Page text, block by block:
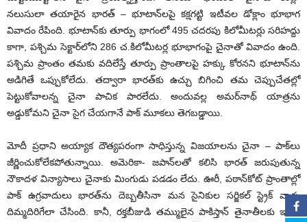
నలుసులా తయారైన భారత్ – భూటాన్‌లపై కక్షగట్టి ఇటీవల డోక్లాం భూభాగ
వివాదం రేపింది. భూటాన్‌కు తూర్పు భాగంలో 495 చదరపు కిలోమీటర్లు సరిహద్దు
కాగా, పశ్చిమ సెక్టార్‌లోని 286 చ.కిలోమీటర్ల భూభాగంపై చైనాతో వివాదం ఉంది.
పశ్చిమ ప్రాంతం తమకు వదిలేస్తే తూర్పు ప్రాంతాలపై హక్కు కోరనని భూటాన్‌ను
అడిగితే ఒప్పుకోలేదు. తద్వారా భారత్‌కు ఉచ్చు బిగించి తమ చెప్పుచేతల్లో
పెట్టుకోవాలన్న చైనా పాచిక పారలేదు. అందువల్ల అమర్‌నాథ్ యాత్రను
అడ్డుకోమని చైనా సైగ చేయగానే పాక్ మూకలు తెగబడ్డాయి.
మోదీ ప్రధాని అయ్యాక దౌత్యపరంగా సాధిస్తున్న విజయాలను చైనా – పాక్‌లు
జీర్ణించుకోలేకపోతున్నాయి. అమెరికా- జపాన్‌లతో కలిసి భారత్ జరుపుతున్న
నౌకాదళ విన్యాసాలు చైనాకు మింగుడు పడడం లేదు. ఊరీ, పఠాన్‌కోట్ ప్రాంతాల్లో
పాక్ ఉగ్రవాదులు భారత్‌ను దెబ్బతీసినా మన సైనికుల సర్జికల్ స్ట్రెక్ వాళ్ళ
దిమ్మదిరిగేలా చేసింది. కానీ, రక్తబీజుడి తమ్ములైన పాకిస్తాన్ తైనాతీలకు ఇవేవీ